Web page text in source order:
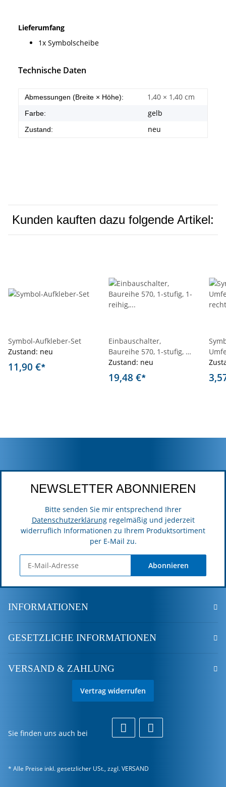
Lieferumfang
1x Symbolscheibe
Technische Daten
Abmessungen (Breite × Höhe): 1,40 × 1,40 cm
Farbe: gelb
Zustand: neu
Kunden kauften dazu folgende Artikel:
Symbol-Aufkleber-Set
Zustand: neu
11,90 €*
Einbauschalter,
Baureihe 570, 1-stufig, 1-
reihig, Auffind- und
Funktionsbeleuchtung
Zustand: neu
19,48 €*
NEWSLETTER ABONNIEREN
Bitte senden Sie mir entsprechend Ihrer
Datenschutzerklärungregelmäßig und jederzeit
widerruflich Informationen zu Ihrem Produktsortiment
per E-Mail zu.
Abonnieren
INFORMATIONEN
GESETZLICHE INFORMATIONEN
VERSAND & ZAHLUNG
Vertrag widerrufen
Sie finden uns auch bei
* Alle Preise inkl. gesetzlicher USt., zzgl.VERSAND